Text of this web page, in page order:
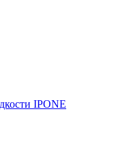
IPONE